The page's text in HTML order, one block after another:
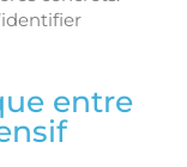
entre